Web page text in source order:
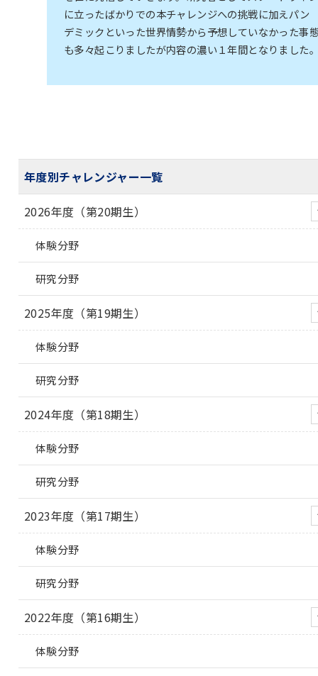
に立ったばかりでの本チャレンジへの挑戦に加えパン
デミックといった世界情勢から予想していなかった事
も多々起こりましたが内容の濃い１年間となりました
年度別チャレンジャー一覧
2026年度（第20期生）
体験分野
研究分野
2025年度（第19期生）
体験分野
研究分野
2024年度（第18期生）
体験分野
研究分野
2023年度（第17期生）
体験分野
研究分野
2022年度（第16期生）
体験分野